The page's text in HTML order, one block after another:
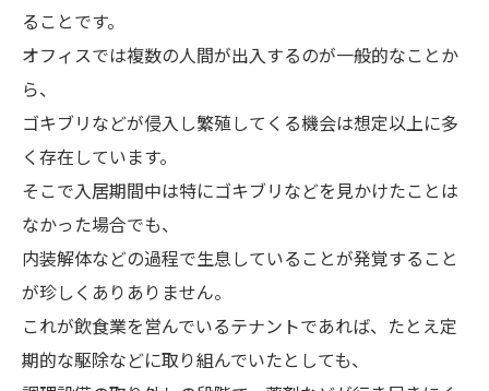
ることです。
オフィスでは複数の人間が出入するのが一般的なことか
ら、
ゴキブリなどが侵入し繁殖してくる機会は想定以上に多
く存在しています。
そこで入居期間中は特にゴキブリなどを見かけたことは
なかった場合でも、
内装解体などの過程で生息していることが発覚すること
が珍しくありありません。
これが飲食業を営んでいるテナントであれば、たとえ定
期的な駆除などに取り組んでいたとしても、